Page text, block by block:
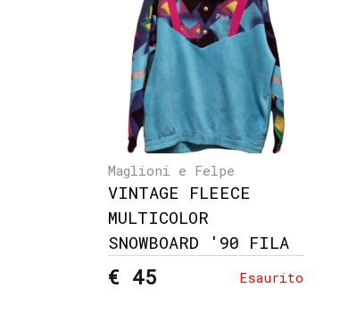
Maglioni e Felpe
VINTAGE FLEECE
MULTICOLOR
SNOWBOARD '90 FILA
€ 45 Esaurito